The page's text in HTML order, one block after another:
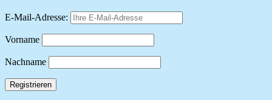
E-Mail-Adresse:
Vorname
Nachname